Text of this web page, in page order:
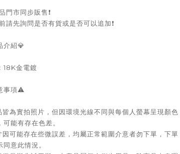
門市同步販售❗️
前請先詢問是否有貨或是否可以追加❗️
介紹💎
18K金電鍍
事項⚠️
皆為實拍照片，但因環境光線不同與每個人螢幕呈現顏色
可能有存在色差。
因可能存在些微誤差，均屬正常範圍介意者勿下單，下單
同意此情況。